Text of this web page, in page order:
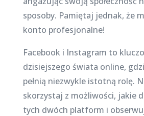
sposoby. Pamiętaj jednak, że
konto profesjonalne!
Facebook i Instagram to
dzisiejszego świata online,
pełnią niezwykle istotną rolę.
skorzystaj z możliwości, jakie
tych dwóch platform i